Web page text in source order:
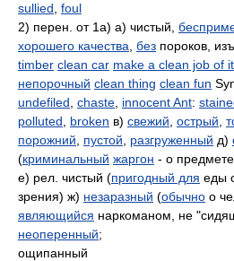
sullied foul
2) перен. от 1а) а) чистый,
хорошего качества без пороков,
timber clean car make a clean job of it
непорочный clean thing clean fun
undefiled chaste innocent Ant:
polluted
broken в) свежий острый
порожний
пустой разгруженный д)
(криминальный жаргон - о
е) рел. чистый (пригодный для еды
зрения) ж) незаразный (обычно о
являющийся наркоманом, не
неоперенный;
ощипанный